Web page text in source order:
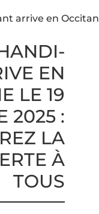
arrive en
EN
LE 19
2025 :
LA
À
TOUS